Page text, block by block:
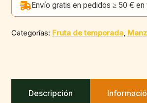
Envío gratis en pedidos ≥ 50 € en
Categorías: Fruta de temporada,
Descripción